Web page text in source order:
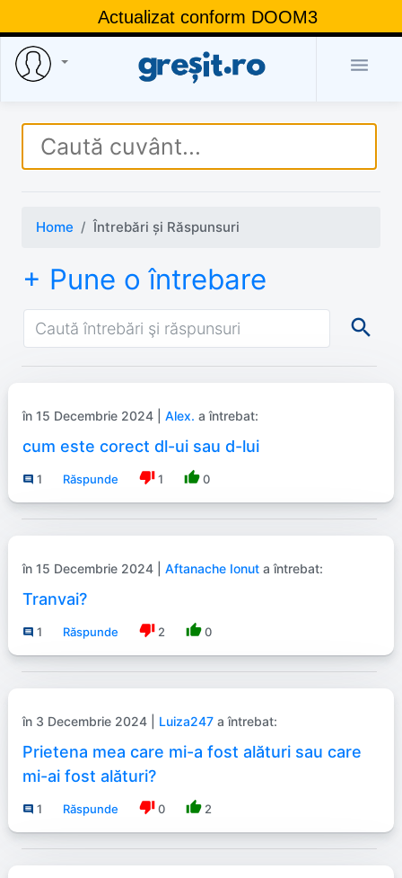
Actualizat conform DOOM3

Home Întrebări și Răspunsuri
+ Pune o întrebare
search
în 15 Decembrie 2024 | Alex. a întrebat:
cum este corect dl-ui sau d-lui
comment 1 Răspunde thumb_down1 thumb_up0
în 15 Decembrie 2024 | Aftanache Ionut a întrebat:
Tranvai?
comment 1 Răspunde thumb_down 2 thumb_up0
în 3 Decembrie 2024 | Luiza247 a întrebat:
Prietena mea care mi-a fost alături sau care
mi-ai fost alături?
comment 1 Răspunde thumb_down0 thumb_up 2